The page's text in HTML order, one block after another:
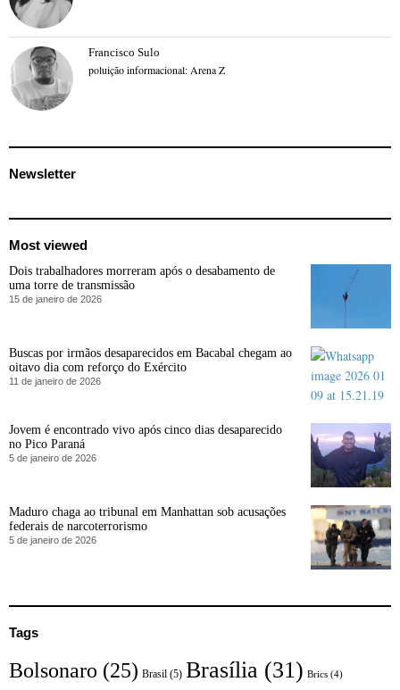
Francisco Sulo
poluição informacional: Arena Z
Newsletter
Most viewed
Dois trabalhadores morreram após o desabamento de
uma torre de transmissão
15 de janeiro de 2026
Buscas por irmãos desaparecidos em Bacabal chegam ao
oitavo dia com reforço do Exército
11 de janeiro de 2026
Jovem é encontrado vivo após cinco dias desaparecido
no Pico Paraná
5 de janeiro de 2026
Maduro chaga ao tribunal em Manhattan sob acusações
federais de narcoterrorismo
5 de janeiro de 2026
Tags
Bolsonaro (25) Brasil (5) Brasília (31) Brics (4)